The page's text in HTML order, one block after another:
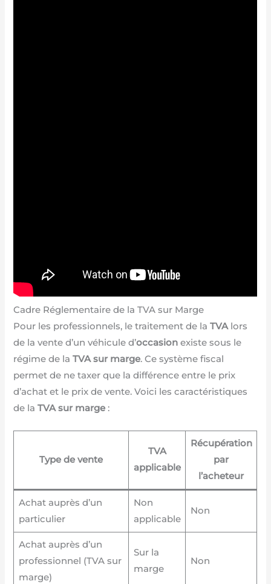
Cadre Réglementaire de la TVA sur Marge
Pour les professionnels, le traitement de laTVAlors
de la vente d’un véhicule d’occasion existe sous le
régime de laTVA sur marge. Ce système fiscal
permet de ne taxer que la différence entre le prix
d’achat et le prix de vente. Voici les caractéristiques
de laTVA sur marge :
Type de vente
TVA
applicable
Récupération
par
l’acheteur
Achat auprès d’un
particulier
Non
applicable
Non
Achat auprès d’un
professionnel (TVA sur
marge)
Sur la
marge
Non